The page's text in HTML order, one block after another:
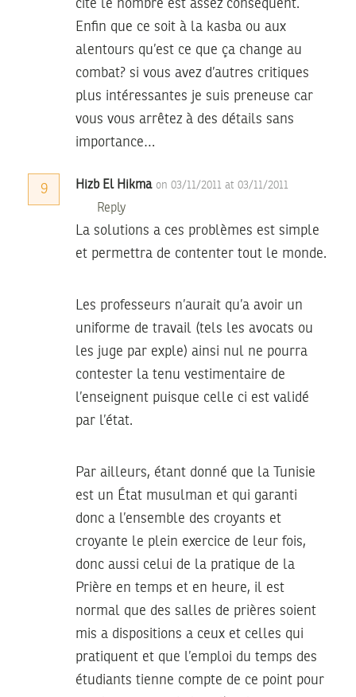
cité le nombre est assez conséquent.
Enfin que ce soit à la kasba ou aux
alentours qu’est ce que ça change au
combat? si vous avez d’autres critiques
plus intéressantes je suis preneuse car
vous vous arrêtez à des détails sans
importance…
9 Hizb El Hikma on 03/11/2011 at 03/11/2011
Reply
La solutions a ces problèmes est simple
et permettra de contenter tout le monde.
Les professeurs n’aurait qu’a avoir un
uniforme de travail (tels les avocats ou
les juge par exple) ainsi nul ne pourra
contester la tenu vestimentaire de
l’enseignent puisque celle ci est validé
par l’état.
Par ailleurs, étant donné que la Tunisie
est un État musulman et qui garanti
donc a l’ensemble des croyants et
croyante le plein exercice de leur fois,
donc aussi celui de la pratique de la
Prière en temps et en heure, il est
normal que des salles de prières soient
mis a dispositions a ceux et celles qui
pratiquent et que l’emploi du temps des
étudiants tienne compte de ce point pour